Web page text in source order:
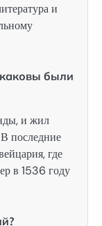
и
были
и жил
последние
где
в 1536 году